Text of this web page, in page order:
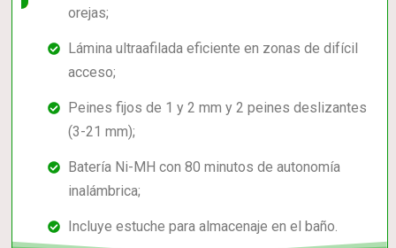
orejas;
Lámina ultraafilada eficiente en zonas de difícil
acceso;
Peines fijos de 1 y 2 mm y 2 peines deslizantes
(3-21 mm);
Batería Ni-MH con 80 minutos de autonomía
inalámbrica;
Incluye estuche para almacenaje en el baño.